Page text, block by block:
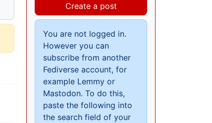
Create a post
You are not logged in.
However you can
subscribe from another
Fediverse account, for
example Lemmy or
Mastodon. To do this,
paste the following into
the search field of your